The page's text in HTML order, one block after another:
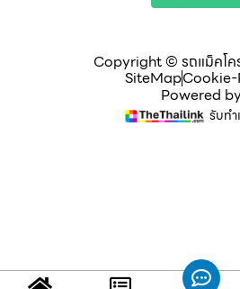
Copyright © รถแม็คโค
SiteMap
Powered by
รับทำ